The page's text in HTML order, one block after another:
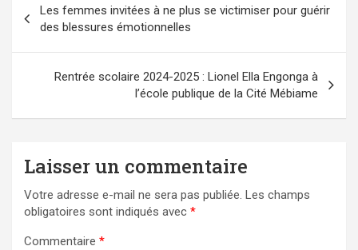
de
l’article
Les femmes invitées à ne plus se victimiser pour guérir
des blessures émotionnelles
Rentrée scolaire 2024-2025 : Lionel Ella Engonga à
l’école publique de la Cité Mébiame
Laisser un commentaire
Votre adresse e-mail ne sera pas publiée. Les champs
obligatoires sont indiqués avec *
Commentaire *